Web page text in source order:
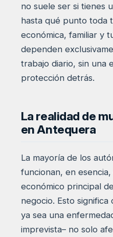
no suele ser si tienes
hasta qué punto toda
económica, familiar y
dependen
trabajo diario, sin una
protección detrás.
La realidad de
en Antequera
La mayoría de los
funcionan, en
económico principal
negocio. Esto
ya sea una
imprevista– no solo